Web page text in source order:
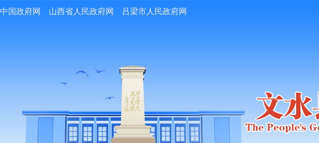
中国政府网 山西省人民政府网 吕梁市人民政府网